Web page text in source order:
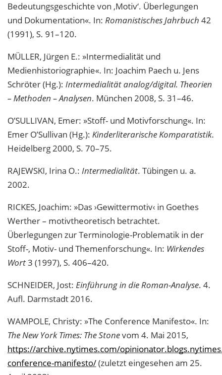
Bedeutungsgeschichte von ‚Motiv‘. Überlegungen
und Dokumentation«. In: Romanistisches Jahrbuch 42
(1991), S. 91–120.
MÜLLER, Jürgen E.: »Intermedialität und
Medienhistoriographie«. In: Joachim Paech u. Jens
Schröter (Hg.): Intermedialität analog/digital. Theorien
– Methoden – Analysen. München 2008, S. 31–46.
O’SULLIVAN, Emer: »Stoff- und Motivforschung«. In:
Emer O’Sullivan (Hg.): Kinderliterarische Komparatistik.
Heidelberg 2000, S. 70–75.
RAJEWSKI, Irina O.: Intermedialität. Tübingen u. a.
2002.
RICKES, Joachim: »Das ›Gewittermotiv‹ in Goethes
Werther – motivtheoretisch betrachtet.
Überlegungen zur Terminologie-Problematik in der
Stoff-, Motiv- und Themenforschung«. In: Wirkendes
Wort3 (1997), S. 406–420.
SCHNEIDER, Jost: Einführung in die Roman-Analyse. 4.
Aufl. Darmstadt 2016.
WAMPOLE, Christy: »The Conference Manifesto«. In:
The New York Times: The Stonevom 4. Mai 2015,
https://archive.nytimes.com/
conference-manifesto/(zuletzt eingesehen am 25.